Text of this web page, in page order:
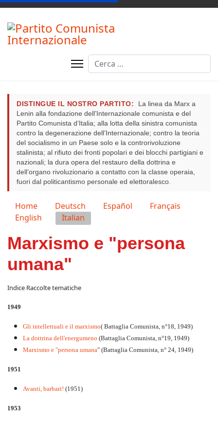
Cerca
DISTINGUE IL NOSTRO PARTITO:
La linea da Marx a
Lenin alla fondazione dell’Internazionale comunista e del
Partito Comunista d’Italia; alla lotta della sinistra comunista
contro la degenerazione dell’Internazionale; contro la teoria
del socialismo in un Paese solo e la controrivoluzione
stalinista; al rifiuto dei fronti popolari e dei blocchi partigiani e
nazionali; la dura opera del restauro della dottrina e
dell’organo rivoluzionario a contatto con la classe operaia,
fuori dal politicantismo personale ed elettoralesco.
Seleziona la tua lingua
Home Deutsch Español
Français
English
Italian
Marxismo e "persona
umana"
Indice Raccolte tematiche
1949
Gli intellettuali e il marxismo( Battaglia Comunista, n°18, 1949)
La dottrina dell'energumeno (Battaglia Comunista, n°19, 1949)
Marxismo e "persona umana" (Battaglia Comunista, n° 24, 1949)
1951
Avanti, barbari! (1951)
1953